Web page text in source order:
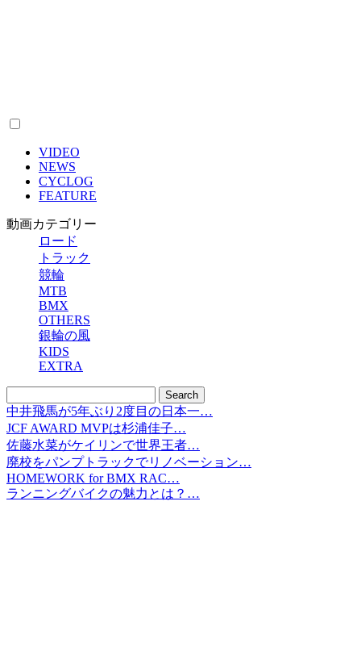
VIDEO
NEWS
CYCLOG
FEATURE
動画カテゴリー
ロード
トラック
競輪
MTB
BMX
OTHERS
銀輪の風
KIDS
EXTRA
中井飛馬が5年ぶり2度目の日本一…
JCF AWARD MVPは杉浦佳子…
佐藤水菜がケイリンで世界王者…
廃校をパンプトラックでリノベーション…
HOMEWORK for BMX RAC…
ランニングバイクの魅力とは？…